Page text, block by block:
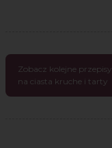
Zobacz kolejne przepisy
na ciasta kruche i tarty